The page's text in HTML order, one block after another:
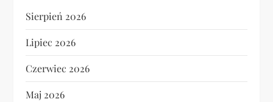
Sierpień 2026
Lipiec 2026
Czerwiec 2026
Maj 2026